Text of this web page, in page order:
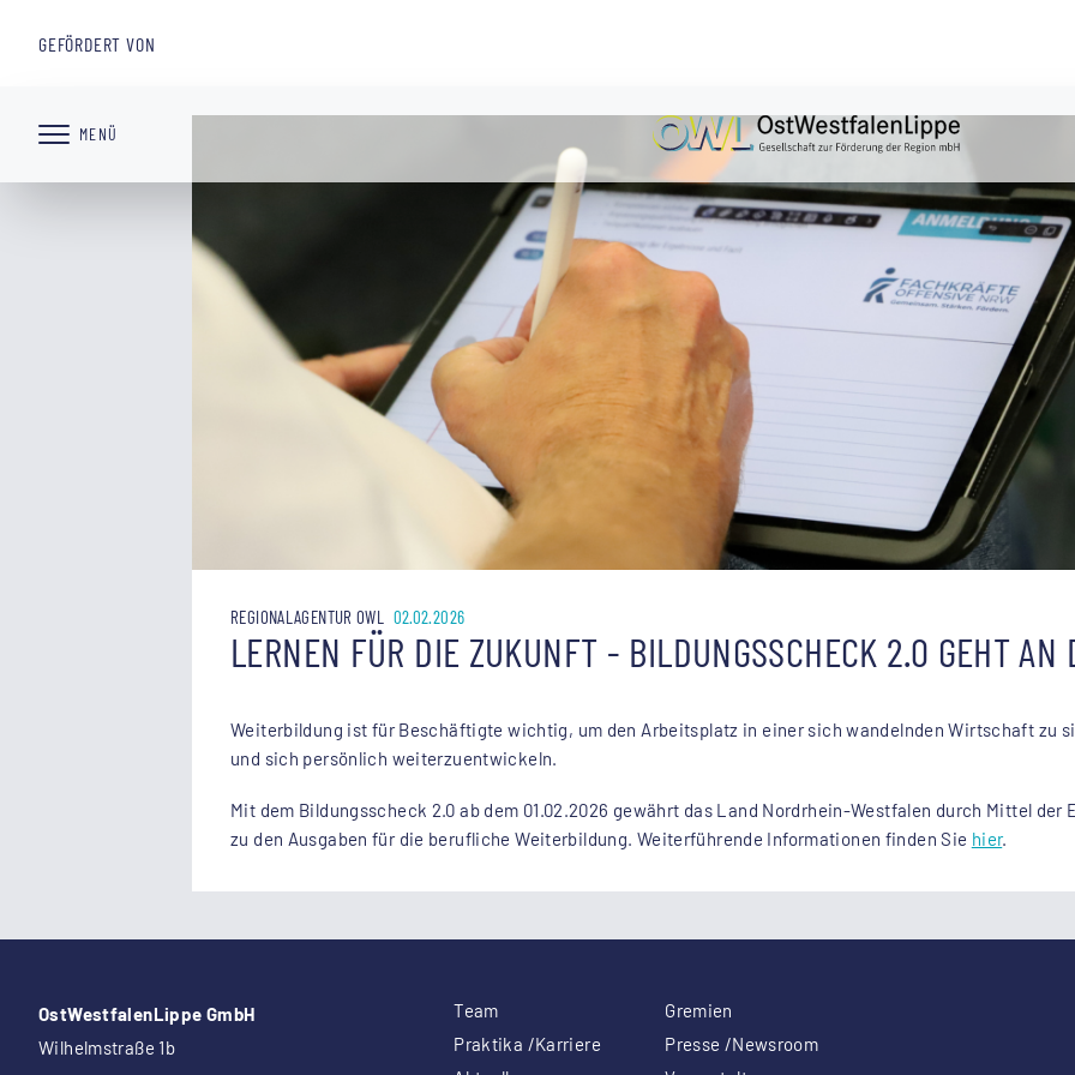
GEFÖRDERT VON
MENÜ
ssssss
REGIONALAGENTUR OWL 02.02.2026
LERNEN FÜR DIE ZUKUNFT - BILDUNGSSCHECK 2.0 GEHT AN
Weiterbildung ist für Beschäftigte wichtig, um den Arbeitsplatz in einer sich wandelnden Wirtschaft zu
und sich persönlich weiterzuentwickeln.
Mit dem Bildungsscheck 2.0 ab dem 01.02.2026 gewährt das Land Nordrhein-Westfalen durch Mittel der
zu den Ausgaben für die berufliche Weiterbildung. Weiterführende Informationen finden Sie hier.
OstWestfalenLippe GmbH
Wilhelmstraße 1b
Team
Gremien
Praktika /Karriere
Presse /Newsroom